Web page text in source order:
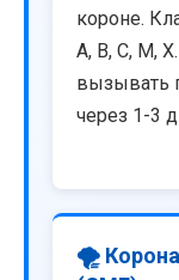
короне.
A, B, C, M,
вызывать
через 1-3
🌪️